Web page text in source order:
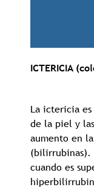
ICTERICIA
La ictericia
de la piel y
aumento en
(bilirrubinas).
cuando es